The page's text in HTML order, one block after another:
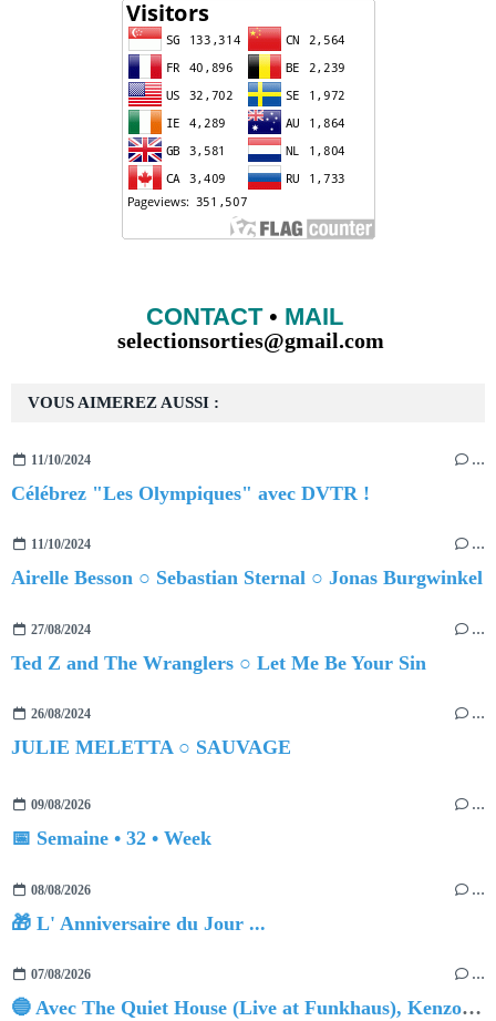
VOUS AIMEREZ AUSSI :
11/10/2024 …
Célébrez "Les Olympiques" avec DVTR !
11/10/2024 …
Airelle Besson ○ Sebastian Sternal ○ Jonas Burgwinkel
27/08/2024 …
Ted Z and The Wranglers ○ Let Me Be Your Sin
26/08/2024 …
JULIE MELETTA ○ SAUVAGE
09/08/2026 …
📅 Semaine • 32 • Week
08/08/2026 …
🎁 L' Anniversaire du Jour ...
07/08/2026 …
🔵 Avec The Quiet House (Live at Funkhaus), Kenzo Zurzolo livre une performance aussi intense qu'envoûtante.
CONTACT• MAIL
selectionsorties@gmail.com